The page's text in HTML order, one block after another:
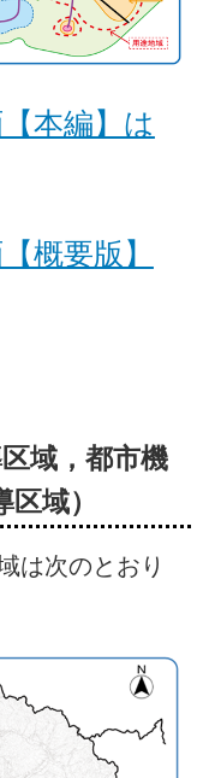
本編】は
概要版】
域，都市機
域）
は次のとおり